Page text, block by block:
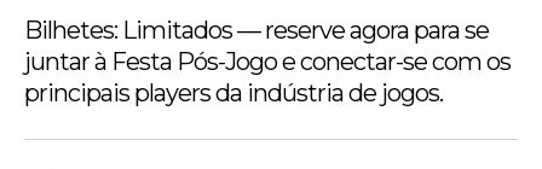
Bilhetes: Limitados — reserve agora para se
juntar à Festa Pós-Jogo e conectar-se com os
principais players da indústria de jogos.